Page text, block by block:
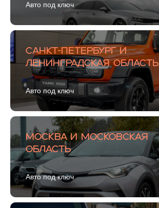
Авто под ключ
Санкт-Петербург и
Ленинградская область
Авто под ключ
Москва и Московская
область
Авто под ключ